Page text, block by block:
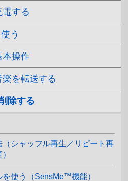
電する
う
本操作
楽を転送する
除する
（シャッフル再生／リピート再
を使う（SensMe™機能）